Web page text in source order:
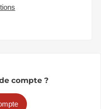
compte ?